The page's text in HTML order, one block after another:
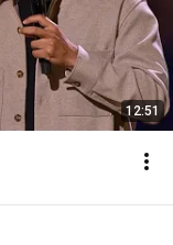
12:51